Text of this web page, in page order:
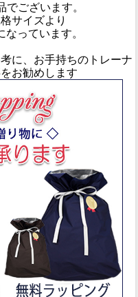
でございます。
サイズより
なっています。
に、お手持ちのトレーナ
お勧めします